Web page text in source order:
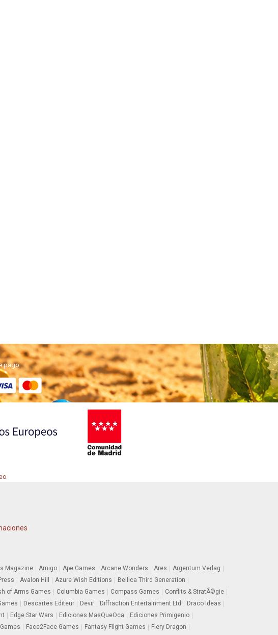
pago
.
Magazine Amigo Ape Games Arcane Wonders Ares
Argentum Verlag
Avalon Hill Azure Wish Editions
Bellica Third Generation
of Arms Games Columbia Games Compass Games
Conflits & StratÃ©gie
Descartes Editeur Devir Diffraction Entertainment Ltd
Draco Ideas
Edge Star Wars Ediciones MasQueOca
Ediciones Primigenio
Face2Face Games Fantasy Flight Games Fiery Dragon